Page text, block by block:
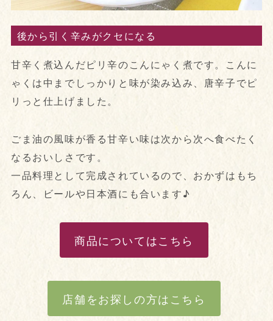
後から引く辛みがクセになる
甘辛く煮込んだピリ辛のこんにゃく煮です。こんに
ゃくは中までしっかりと味が染み込み、唐辛子でピ
リっと仕上げました。
ごま油の風味が香る甘辛い味は次から次へ食べたく
なるおいしさです。
一品料理として完成されているので、おかずはもち
ろん、ビールや日本酒にも合います♪
商品についてはこちら
店舗をお探しの方はこちら